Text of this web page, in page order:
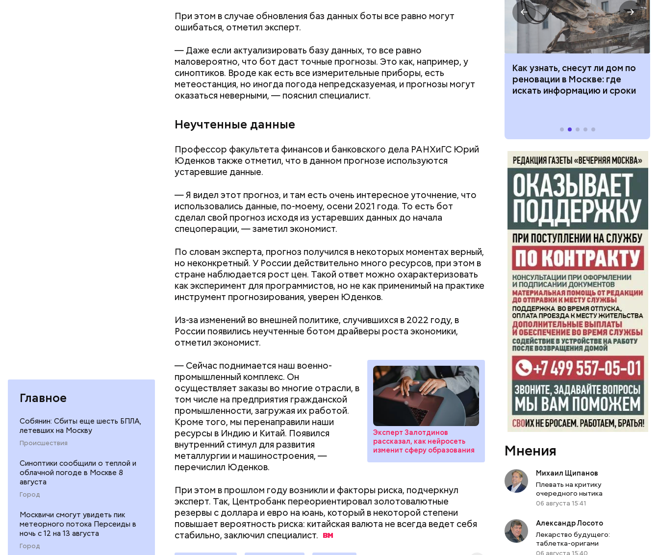
Главное
Собянин: Сбиты еще шесть БПЛА,
летевших на Москву
Происшествия
Синоптики сообщили о теплой и
облачной погоде в Москве 8
августа
Город
Москвичи смогут увидеть пик
метеорного потока Персеиды в
ночь с 12 на 13 августа
Город
При этом в случае обновления баз данных боты все равно могут
ошибаться, отметил эксперт.
— Даже если актуализировать базу данных, то все равно
маловероятно, что бот даст точные прогнозы. Это как, например, у
синоптиков. Вроде как есть все измерительные приборы, есть
метеостанция, но иногда погода непредсказуемая, и прогнозы могут
оказаться неверными, — пояснил специалист.
Неучтенные данные
Профессор факультета финансов и банковского дела РАНХиГС Юрий
Юденков также отметил, что в данном прогнозе используются
устаревшие данные.
— Я видел этот прогноз, и там есть очень интересное уточнение, что
использовались данные, по-моему, осени 2021 года. То есть бот
сделал свой прогноз исходя из устаревших данных до начала
спецоперации, — заметил экономист.
По словам эксперта, прогноз получился в некоторых моментах верный,
но неконкретный. У России действительно много ресурсов, при этом в
стране наблюдается рост цен. Такой ответ можно охарактеризовать
как эксперимент для программистов, но не как применимый на практике
инструмент прогнозирования, уверен Юденков.
Из-за изменений во внешней политике, случившихся в 2022 году, в
России появились неучтенные ботом драйверы роста экономики,
отметил экономист.
Эксперт Залотдинов
рассказал, как нейросеть
изменит сферу образования
— Сейчас поднимается наш военно-
промышленный комплекс. Он
осуществляет заказы во многие отрасли, в
том числе на предприятия гражданской
промышленности, загружая их работой.
Кроме того, мы перенаправили наши
ресурсы в Индию и Китай. Появился
внутренний стимул для развития
металлургии и машиностроения, —
перечислил Юденков.
При этом в прошлом году возникли и факторы риска, подчеркнул
эксперт. Так, Центробанк переориентировал золотовалютные
резервы с доллара и евро на юань, который в некоторой степени
повышает вероятность риска: китайская валюта не всегда ведет себя
стабильно, заключил специалист.
ChatGPT добавил, что инфляция и снижение цен на ресурсы могут
оказать негативное влияние на экономическую ситуацию.
— Однако такие изменения могут занять много времени и потребуют
серьезных усилий со стороны правительства и бизнес-сообщества, —
передает
РИА Новости сообщение нейросети.
Как поменять батареи дома и
не получить штраф
Как получить до 100 тысяч
рублей от государства при
трудной ситуации: кто может
претендовать и какие нужны
Как узнать, снесут ли дом по
реновации в Москве: где
искать информацию и сроки
Мнения
Михаил Щипанов
Плевать на критику
очередного нытика
06 августа 15:41
Александр Лосото
Лекарство будущего:
таблетка-оригами
06 августа 15:40